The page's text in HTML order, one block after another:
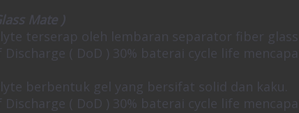
Mate )
terserap oleh lembaran separator fiber glass
( DoD ) 30% baterai cycle life
berbentuk gel yang bersifat solid dan kaku.
( DoD ) 30% baterai cycle life